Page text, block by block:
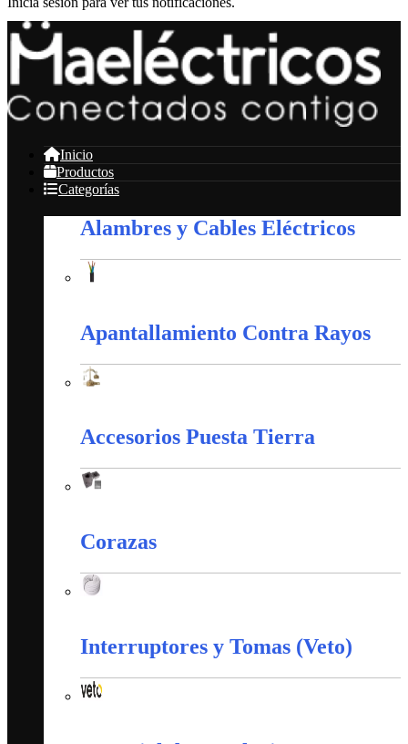
Inicio
Productos
Categorías
Alambres y Cables Eléctricos
Apantallamiento Contra Rayos
Accesorios Puesta Tierra
Corazas
Interruptores y Tomas (Veto)